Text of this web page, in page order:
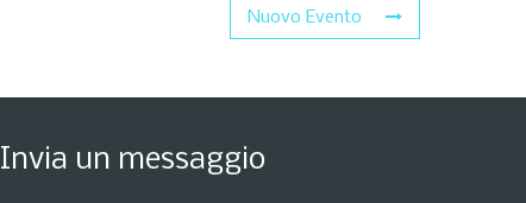
Nuovo Evento
Invia un messaggio